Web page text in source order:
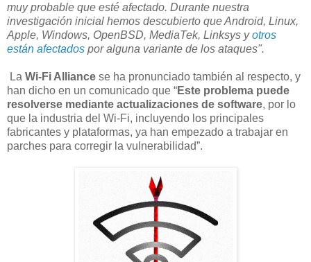
muy probable que esté afectado. Durante nuestra
investigación inicial hemos descubierto que Android, Linux,
Apple, Windows, OpenBSD, MediaTek, Linksys yotros
están afectados por alguna variante de los ataques".
La Wi-Fi Alliance se ha pronunciado también al respecto, y
han dicho en un comunicado que “Este problema puede
resolverse mediante actualizaciones de software, por lo
que la industria del Wi-Fi, incluyendo los principales
fabricantes y plataformas, ya han empezado a trabajar en
parches para corregir la vulnerabilidad”.